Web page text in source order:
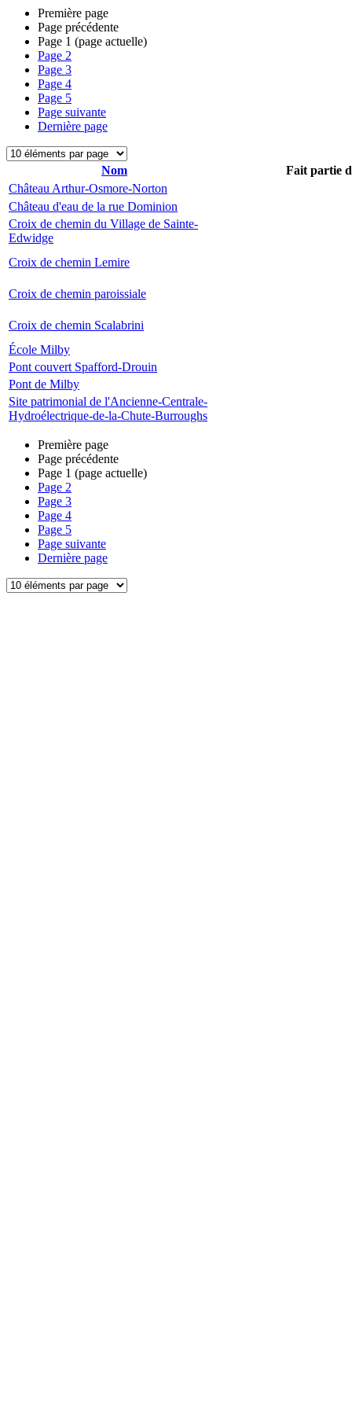
Première page
Page précédente
Page 1 (page actuelle)
Page 2
Page 3
Page 4
Page 5
Page suivante
Dernière page
Nom
Fait partie
Château Arthur-Osmore-Norton
Château d'eau de la rue Dominion
Croix de chemin du Village de Sainte-
Edwidge
Croix de chemin Lemire
Croix de chemin paroissiale
Croix de chemin Scalabrini
École Milby
Pont couvert Spafford-Drouin
Pont de Milby
Site patrimonial de l'Ancienne-Centrale-
Hydroélectrique-de-la-Chute-Burroughs
Première page
Page précédente
Page 1 (page actuelle)
Page 2
Page 3
Page 4
Page 5
Page suivante
Dernière page